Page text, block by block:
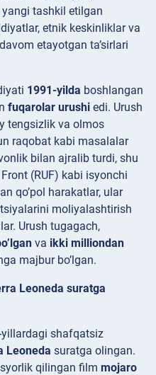
tashkil etilgan
etnik keskinliklar va
etayotgan ta’sirlari
1991-yilda boshlangan
fuqarolar urushi edi. Urush
tengsizlik va olmos
raqobat kabi masalalar
bilan ajralib turdi, shu
(RUF) kabi isyonchi
qo’pol harakatlar, ular
moliyalashtirish
Urush tugagach,
va ikki milliondan
majbur bo’lgan.
Leoneda suratga
shafqatsiz
Leoneda suratga olingan.
qilingan film mojaro